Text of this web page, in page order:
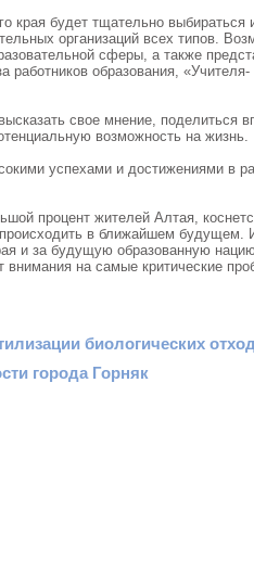
края будет тщательно
организаций всех типов.
сферы, а также
работников образования,
свое мнение, поделиться
возможность на жизнь.
успехами и достижениями в
процент жителей Алтая,
в ближайшем будущем.
и за будущую образованную
внимания на самые критические
биологических
города Горняк